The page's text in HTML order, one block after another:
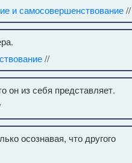
и самосовершенствование//
//
он из себя представляет.
осознавая, что другого